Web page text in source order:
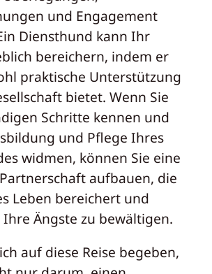
und Engagement
Diensthund kann Ihr
bereichern, indem er
praktische Unterstützung
bietet. Wenn Sie
Schritte kennen und
und Pflege Ihres
widmen, können Sie eine
aufbauen, die
Leben bereichert und
Ängste zu bewältigen.
auf diese Reise begeben,